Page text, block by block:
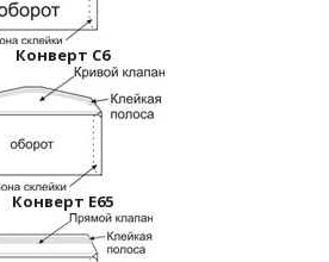
Конверт С6
Конверт Е65